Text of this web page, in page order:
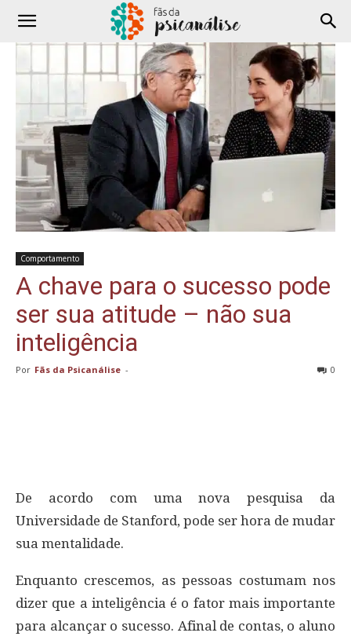
Comportamento
A chave para o sucesso pode
ser sua atitude – não sua
inteligência
Por Fãs da Psicanálise - 0
De acordo com uma nova pesquisa da
Universidade de Stanford, pode ser hora de mudar
sua mentalidade.
Enquanto crescemos, as pessoas costumam nos
dizer que a inteligência é o fator mais importante
para alcançar o sucesso. Afinal de contas, o aluno